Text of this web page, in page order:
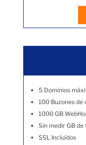
5 Dominios
100 Buzones de
1000 GB
Sin medir GB
SSL Incluídos